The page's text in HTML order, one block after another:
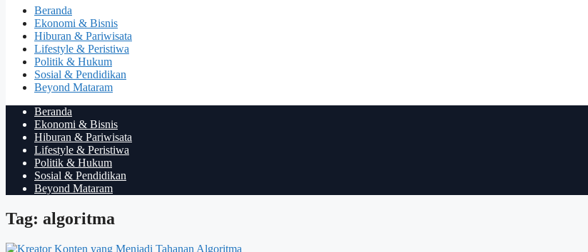
Beranda
Ekonomi & Bisnis
Hiburan & Pariwisata
Lifestyle & Peristiwa
Politik & Hukum
Sosial & Pendidikan
Beyond Mataram
Beranda
Ekonomi & Bisnis
Hiburan & Pariwisata
Lifestyle & Peristiwa
Politik & Hukum
Sosial & Pendidikan
Beyond Mataram
Tag: algoritma